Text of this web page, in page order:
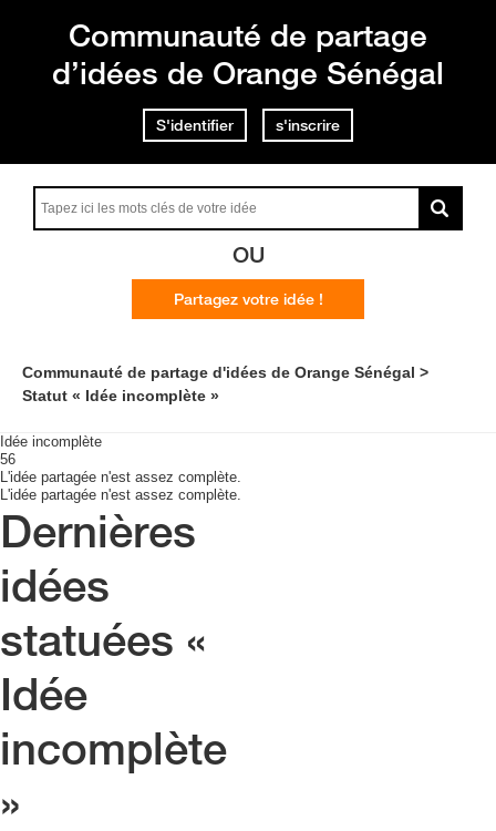
Communauté de partage
d’idées de Orange Sénégal
S'identifier s'inscrire
OU
Partagez votre idée !
Communauté de partage d'idées de Orange Sénégal
Statut « Idée incomplète »
Idée incomplète
56
L'idée partagée n'est assez complète.
L'idée partagée n'est assez complète.
Dernières
idées
statuées «
Idée
incomplète
»